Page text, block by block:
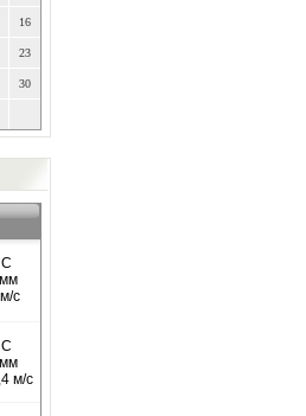
16
23
30